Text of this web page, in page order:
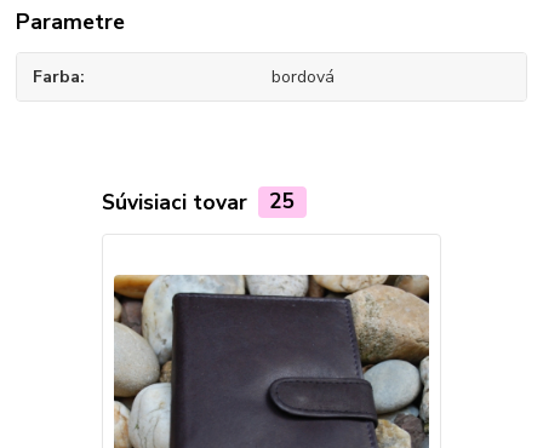
Parametre
Farba bordová
Súvisiaci tovar 25